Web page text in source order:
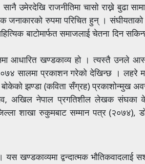
उमेरदेखि राजनीतिमा चासो राख्ने बुढा
एक जनाकारको रुपमा परिचित हुन् ।
बाटोमार्फत समाजलाई चेतना दिन
आधारित खण्डकाव्य हो । त्यस्तै उनले
सालमा प्रकाशन गरेको देखिन्छ । लहरे
झण्डा (कविता सँग्रह) प्रकाशोन्मुख
अखिल नेपाल प्रगतिशील लेखक संघका
शाखा रुकुमबाट सम्मान पत्र (२०७४),
खण्डकाव्यमा द्वन्दात्मक भौतिकवादलाई